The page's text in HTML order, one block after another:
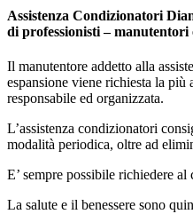
Assistenza Condizionatori
di professionisti –
Il manutentore addetto alla
espansione viene richiesta la più
responsabile ed organizzata.
L’assistenza condizionatori
modalità periodica, oltre ad
E’ sempre possibile richiedere
La salute e il benessere sono